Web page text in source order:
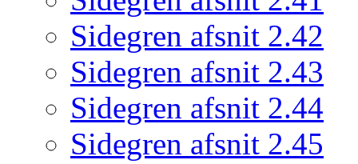
Sidegren afsnit 2.42
Sidegren afsnit 2.43
Sidegren afsnit 2.44
Sidegren afsnit 2.45